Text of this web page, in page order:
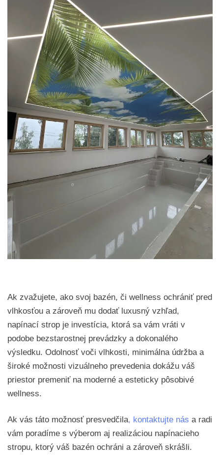
Ak zvažujete, ako svoj bazén, či wellness ochrániť pred
vlhkosťou a zároveň mu dodať luxusný vzhľad,
napínací strop je investícia, ktorá sa vám vráti v
podobe bezstarostnej prevádzky a dokonalého
výsledku. Odolnosť voči vlhkosti, minimálna údržba a
široké možnosti vizuálneho prevedenia dokážu váš
priestor premeniť na moderné a esteticky pôsobivé
wellness.
Ak vás táto možnosť presvedčila, kontaktujte nás a radi
vám poradíme s výberom aj realizáciou napínacieho
stropu, ktorý váš bazén ochráni a zároveň skrášli.